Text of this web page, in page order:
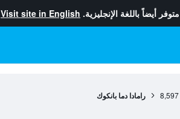
متوفر أيضاً باللغة الإنجليزية. Visit site in English
8,597 رامادا دما بانكوك